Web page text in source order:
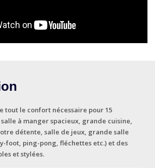
tout le confort nécessaire pour 15
à manger spacieux, grande cuisine,
détente, salle de jeux, grande salle
foot, ping-pong, fléchettes etc.) et des
et stylées.